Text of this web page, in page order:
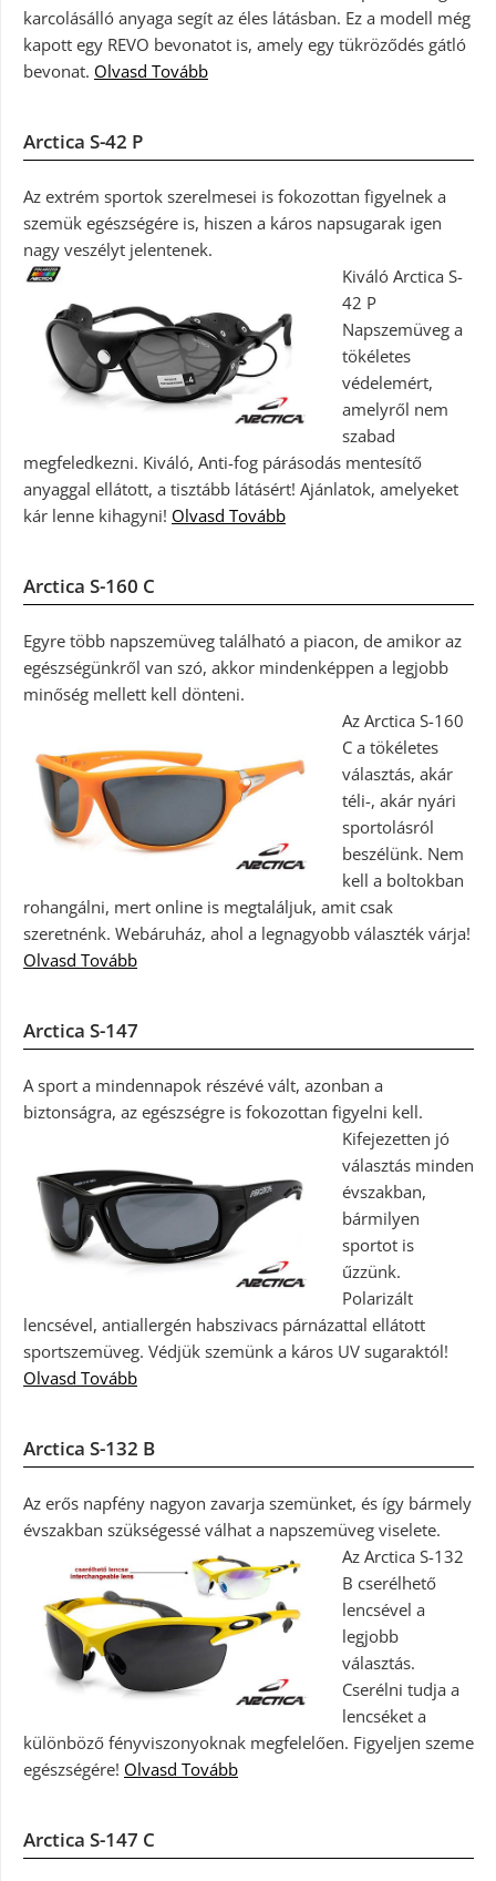
karcolásálló anyaga segít az éles látásban. Ez a modell még
kapott egy REVO bevonatot is, amely egy tükröződés gátló
bevonat. Olvasd Tovább
Arctica S-42 P
Az extrém sportok szerelmesei is fokozottan figyelnek a
szemük egészségére is, hiszen a káros napsugarak igen
nagy veszélyt jelentenek.
Kiváló Arctica S-
42 P
Napszemüveg a
tökéletes
védelemért,
amelyről nem
szabad
megfeledkezni. Kiváló, Anti-fog párásodás mentesítő
anyaggal ellátott, a tisztább látásért! Ajánlatok, amelyeket
kár lenne kihagyni! Olvasd Tovább
Arctica S-160 C
Egyre több napszemüveg található a piacon, de amikor az
egészségünkről van szó, akkor mindenképpen a legjobb
minőség mellett kell dönteni.
Az Arctica S-160
C a tökéletes
választás, akár
téli-, akár nyári
sportolásról
beszélünk. Nem
kell a boltokban
rohangálni, mert online is megtaláljuk, amit csak
szeretnénk. Webáruház, ahol a legnagyobb választék várja!
Olvasd Tovább
Arctica S-147
A sport a mindennapok részévé vált, azonban a
biztonságra, az egészségre is fokozottan figyelni kell.
Kifejezetten jó
választás minden
évszakban,
bármilyen
sportot is
űzzünk.
Polarizált
lencsével, antiallergén habszivacs párnázattal ellátott
sportszemüveg. Védjük szemünk a káros UV sugaraktól!
Olvasd Tovább
Arctica S-132 B
Az erős napfény nagyon zavarja szemünket, és így bármely
évszakban szükségessé válhat a napszemüveg viselete.
Az Arctica S-132
B cserélhető
lencsével a
legjobb
választás.
Cserélni tudja a
lencséket a
különböző fényviszonyoknak megfelelően. Figyeljen szeme
egészségére! Olvasd Tovább
Arctica S-147 C